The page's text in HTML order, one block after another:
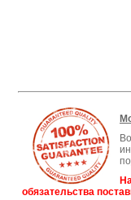
обязательства